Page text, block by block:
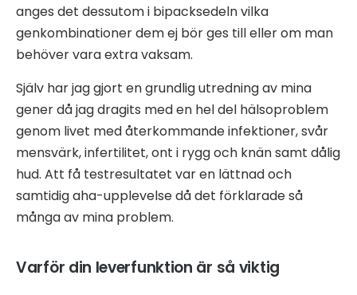
anges det dessutom i bipacksedeln vilka
genkombinationer dem ej bör ges till eller om man
behöver vara extra vaksam.
Själv har jag gjort en grundlig utredning av mina
gener då jag dragits med en hel del hälsoproblem
genom livet med återkommande infektioner, svår
mensvärk, infertilitet, ont i rygg och knän samt dålig
hud. Att få testresultatet var en lättnad och
samtidig aha-upplevelse då det förklarade så
många av mina problem.
Varför din leverfunktion är så viktig